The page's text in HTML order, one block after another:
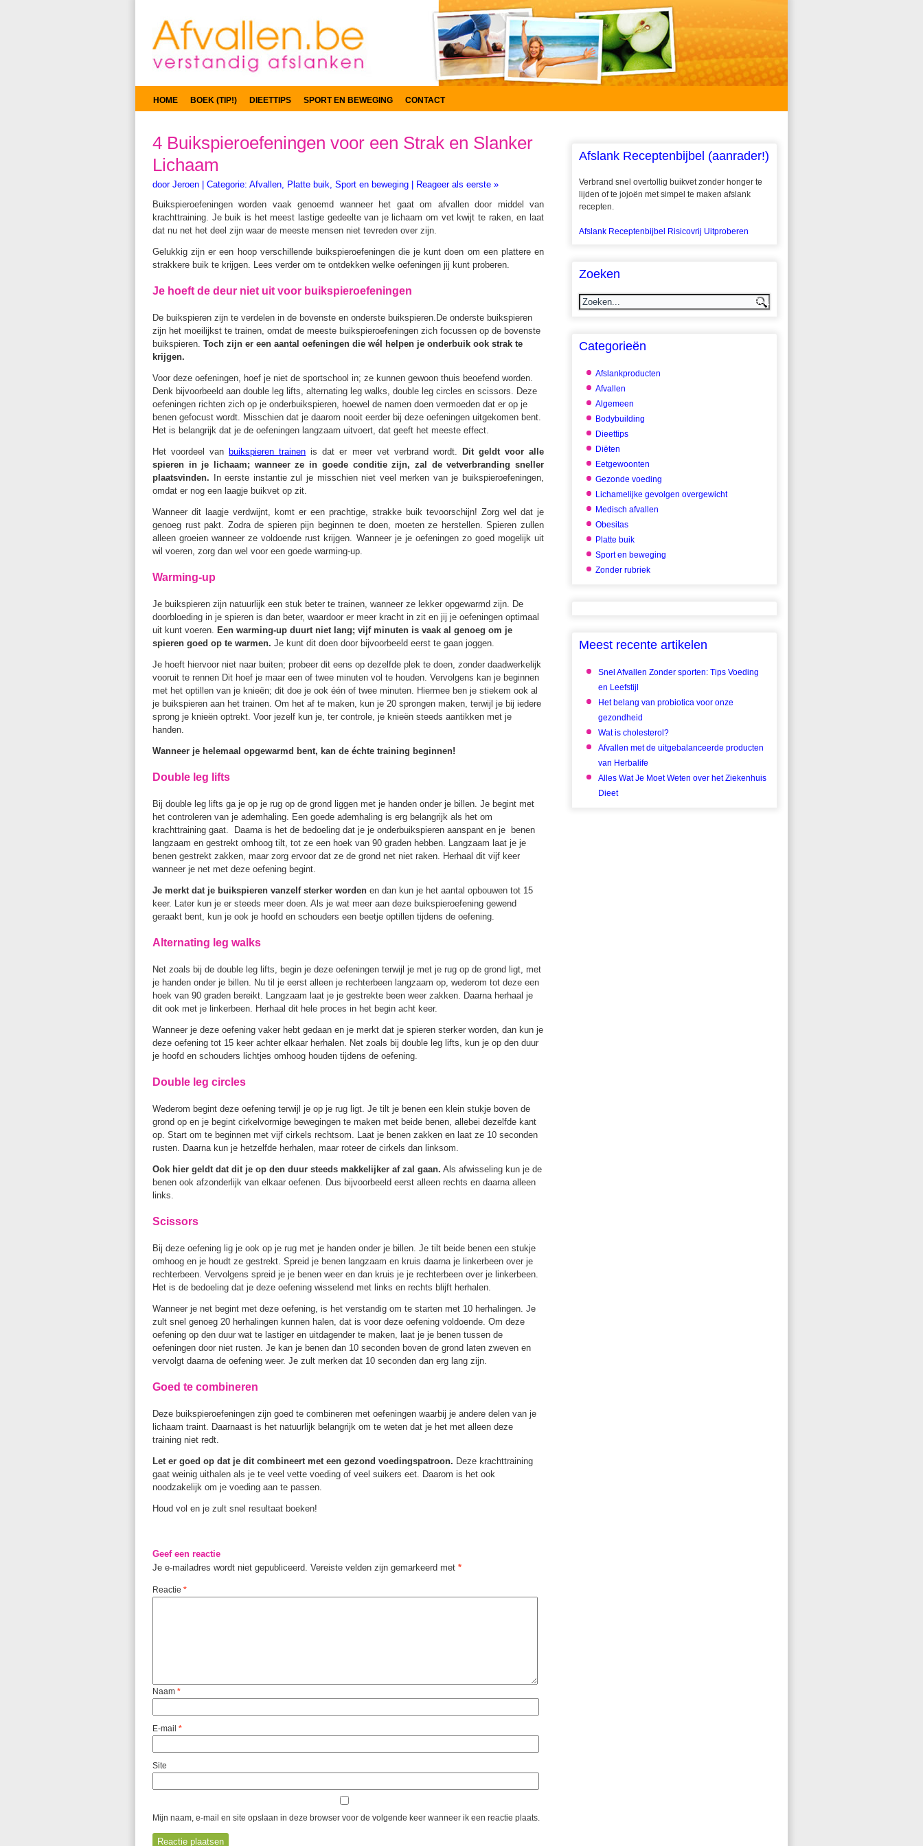
HOME BOEK (TIP!) DIEETTIPS SPORT EN BEWEGING CONTACT
4 Buikspieroefeningen voor een Strak en Slanker
Lichaam
door Jeroen Categorie: Afvallen, Platte buik, Sport en beweging
Reageer als eerste »
Buikspieroefeningen worden vaak genoemd wanneer het gaat om afvallen door middel van
krachttraining. Je buik is het meest lastige gedeelte van je lichaam om vet kwijt te raken, en laat
dat nu net het deel zijn waar de meeste mensen niet tevreden over zijn.
Gelukkig zijn er een hoop verschillende buikspieroefeningen die je kunt doen om een plattere en
strakkere buik te krijgen. Lees verder om te ontdekken welke oefeningen jij kunt proberen.
Je hoeft de deur niet uit voor buikspieroefeningen
De buikspieren zijn te verdelen in de bovenste en onderste buikspieren.De onderste buikspieren
zijn het moeilijkst te trainen, omdat de meeste buikspieroefeningen zich focussen op de bovenste
buikspieren. Toch zijn er een aantal oefeningen die wél helpen je onderbuik ook strak te
krijgen.
Voor deze oefeningen, hoef je niet de sportschool in; ze kunnen gewoon thuis beoefend worden.
Denk bijvoorbeeld aan double leg lifts, alternating leg walks, double leg circles en scissors. Deze
oefeningen richten zich op je onderbuikspieren, hoewel de namen doen vermoeden dat er op je
benen gefocust wordt. Misschien dat je daarom nooit eerder bij deze oefeningen uitgekomen bent.
Het is belangrijk dat je de oefeningen langzaam uitvoert, dat geeft het meeste effect.
Het voordeel van buikspieren trainen is dat er meer vet verbrand wordt.
Dit geldt voor alle
spieren in je lichaam; wanneer ze in goede conditie zijn, zal de vetverbranding sneller
plaatsvinden. In eerste instantie zul je misschien niet veel merken van je buikspieroefeningen,
omdat er nog een laagje buikvet op zit.
Wanneer dit laagje verdwijnt, komt er een prachtige, strakke buik tevoorschijn! Zorg wel dat je
genoeg rust pakt. Zodra de spieren pijn beginnen te doen, moeten ze herstellen. Spieren zullen
alleen groeien wanneer ze voldoende rust krijgen. Wanneer je je oefeningen zo goed mogelijk uit
wil voeren, zorg dan wel voor een goede warming-up.
Warming-up
Je buikspieren zijn natuurlijk een stuk beter te trainen, wanneer ze lekker opgewarmd zijn. De
doorbloeding in je spieren is dan beter, waardoor er meer kracht in zit en jij je oefeningen optimaal
uit kunt voeren. Een warming-up duurt niet lang; vijf minuten is vaak al genoeg om je
spieren goed op te warmen. Je kunt dit doen door bijvoorbeeld eerst te gaan joggen.
Je hoeft hiervoor niet naar buiten; probeer dit eens op dezelfde plek te doen, zonder daadwerkelijk
vooruit te rennen Dit hoef je maar een of twee minuten vol te houden. Vervolgens kan je beginnen
met het optillen van je knieën; dit doe je ook één of twee minuten. Hiermee ben je stiekem ook al
je buikspieren aan het trainen. Om het af te maken, kun je 20 sprongen maken, terwijl je bij iedere
sprong je knieën optrekt. Voor jezelf kun je, ter controle, je knieën steeds aantikken met je
handen.
Wanneer je helemaal opgewarmd bent, kan de échte training beginnen!
Double leg lifts
Bij double leg lifts ga je op je rug op de grond liggen met je handen onder je billen. Je begint met
het controleren van je ademhaling. Een goede ademhaling is erg belangrijk als het om
krachttraining gaat. Daarna is het de bedoeling dat je je onderbuikspieren aanspant en je benen
langzaam en gestrekt omhoog tilt, tot ze een hoek van 90 graden hebben. Langzaam laat je je
benen gestrekt zakken, maar zorg ervoor dat ze de grond net niet raken. Herhaal dit vijf keer
wanneer je net met deze oefening begint.
Je merkt dat je buikspieren vanzelf sterker worden en dan kun je het aantal opbouwen tot 15
keer. Later kun je er steeds meer doen. Als je wat meer aan deze buikspieroefening gewend
geraakt bent, kun je ook je hoofd en schouders een beetje optillen tijdens de oefening.
Alternating leg walks
Net zoals bij de double leg lifts, begin je deze oefeningen terwijl je met je rug op de grond ligt, met
je handen onder je billen. Nu til je eerst alleen je rechterbeen langzaam op, wederom tot deze een
hoek van 90 graden bereikt. Langzaam laat je je gestrekte been weer zakken. Daarna herhaal je
dit ook met je linkerbeen. Herhaal dit hele proces in het begin acht keer.
Wanneer je deze oefening vaker hebt gedaan en je merkt dat je spieren sterker worden, dan kun je
deze oefening tot 15 keer achter elkaar herhalen. Net zoals bij double leg lifts, kun je op den duur
je hoofd en schouders lichtjes omhoog houden tijdens de oefening.
Double leg circles
Wederom begint deze oefening terwijl je op je rug ligt. Je tilt je benen een klein stukje boven de
grond op en je begint cirkelvormige bewegingen te maken met beide benen, allebei dezelfde kant
op. Start om te beginnen met vijf cirkels rechtsom. Laat je benen zakken en laat ze 10 seconden
rusten. Daarna kun je hetzelfde herhalen, maar roteer de cirkels dan linksom.
Ook hier geldt dat dit je op den duur steeds makkelijker af zal gaan. Als afwisseling kun je de
benen ook afzonderlijk van elkaar oefenen. Dus bijvoorbeeld eerst alleen rechts en daarna alleen
links.
Scissors
Bij deze oefening lig je ook op je rug met je handen onder je billen. Je tilt beide benen een stukje
omhoog en je houdt ze gestrekt. Spreid je benen langzaam en kruis daarna je linkerbeen over je
rechterbeen. Vervolgens spreid je je benen weer en dan kruis je je rechterbeen over je linkerbeen.
Het is de bedoeling dat je deze oefening wisselend met links en rechts blijft herhalen.
Wanneer je net begint met deze oefening, is het verstandig om te starten met 10 herhalingen. Je
zult snel genoeg 20 herhalingen kunnen halen, dat is voor deze oefening voldoende. Om deze
oefening op den duur wat te lastiger en uitdagender te maken, laat je je benen tussen de
oefeningen door niet rusten. Je kan je benen dan 10 seconden boven de grond laten zweven en
vervolgt daarna de oefening weer. Je zult merken dat 10 seconden dan erg lang zijn.
Goed te combineren
Deze buikspieroefeningen zijn goed te combineren met oefeningen waarbij je andere delen van je
lichaam traint. Daarnaast is het natuurlijk belangrijk om te weten dat je het met alleen deze
training niet redt.
Let er goed op dat je dit combineert met een gezond voedingspatroon. Deze krachttraining
gaat weinig uithalen als je te veel vette voeding of veel suikers eet. Daarom is het ook
noodzakelijk om je voeding aan te passen.
Houd vol en je zult snel resultaat boeken!
Geef een reactie
Je e-mailadres wordt niet gepubliceerd. Vereiste velden zijn gemarkeerd met *
Reactie *
Naam *
E-mail *
Site
Mijn naam, e-mail en site opslaan in deze browser voor de volgende keer wanneer ik een reactie plaats.
Afslank Receptenbijbel (aanrader!)
Verbrand snel overtollig buikvet zonder honger te
lijden of te jojoën met simpel te maken afslank
recepten.
Afslank Receptenbijbel Risicovrij Uitproberen
Zoeken
Categorieën
Afslankproducten
Afvallen
Algemeen
Bodybuilding
Dieettips
Diëten
Eetgewoonten
Gezonde voeding
Lichamelijke gevolgen overgewicht
Medisch afvallen
Obesitas
Platte buik
Sport en beweging
Zonder rubriek
Meest recente artikelen
Snel Afvallen Zonder sporten: Tips Voeding
en Leefstijl
Het belang van probiotica voor onze
gezondheid
Wat is cholesterol?
Afvallen met de uitgebalanceerde producten
van Herbalife
Alles Wat Je Moet Weten over het Ziekenhuis
Dieet